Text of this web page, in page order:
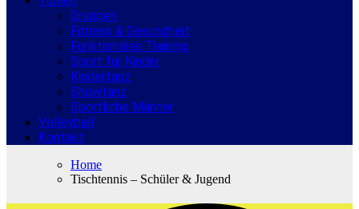
Gruppen
Fitness & Gesundheit
Funktionales Training
Sport für Kinder
Kindertanz
Showtanz
Sportliche Männer
Volleyball
Kontakt
Home
Tischtennis – Schüler & Jugend